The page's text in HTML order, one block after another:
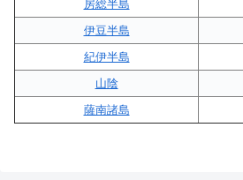
房総半島
伊豆半島
紀伊半島
山陰
薩南諸島